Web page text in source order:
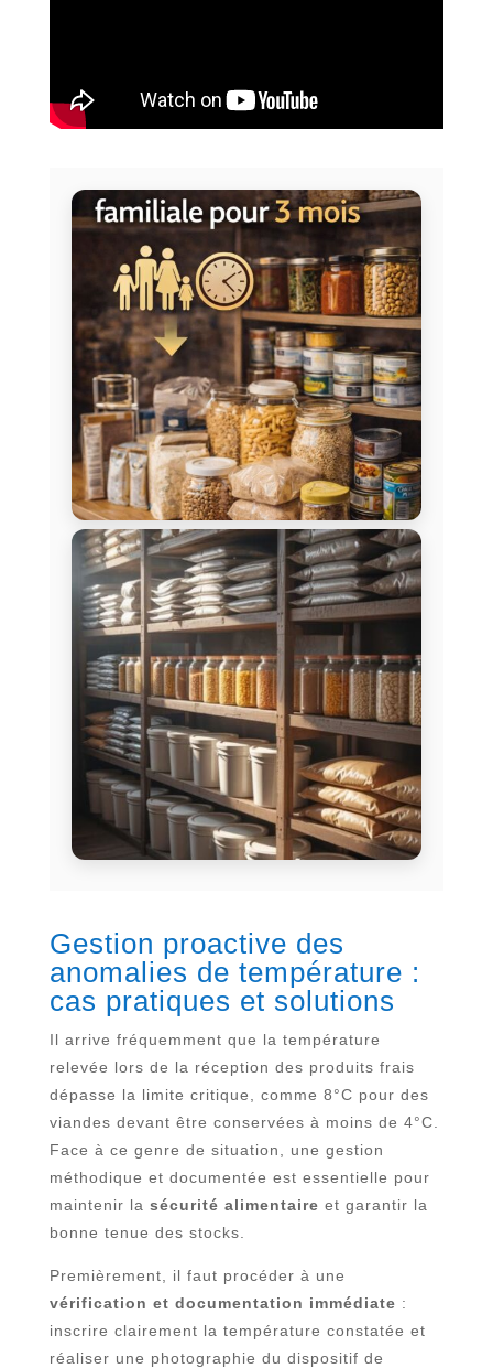
Gestion proactive des
anomalies de température :
cas pratiques et solutions
Il arrive fréquemment que la température
relevée lors de la réception des produits frais
dépasse la limite critique, comme 8°C pour des
viandes devant être conservées à moins de 4°C.
Face à ce genre de situation, une gestion
méthodique et documentée est essentielle pour
maintenir la sécurité alimentaire et garantir la
bonne tenue des stocks.
Premièrement, il faut procéder à une
vérification et documentation immédiate :
inscrire clairement la température constatée et
réaliser une photographie du dispositif de